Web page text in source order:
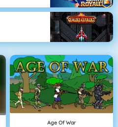
Age Of War